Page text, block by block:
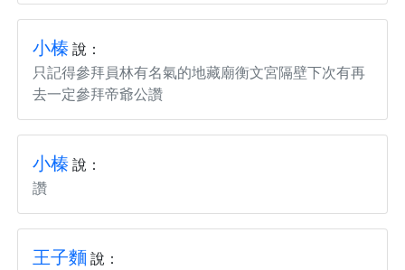
小榛說：
只記得參拜員林有名氣的地藏廟衡文宮隔壁下次有再
去一定參拜帝爺公讚
小榛說：
讚
王子麵說：